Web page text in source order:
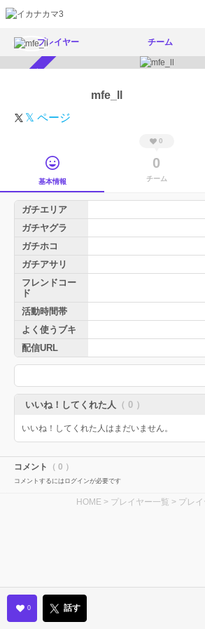
プレイヤー チーム
mfe_ll
𝕏 ページ
基本情報
0
0
チーム
ガチエリア
ガチヤグラ
ガチホコ
ガチアサリ
フレンドコー
ド
活動時間帯
よく使うブキ
配信URL
いいね！してくれた人 （ 0 ）
いいね！してくれた人はまだいません。
コメント （ 0 ）
コメントするにはログインが必要です
HOME > プレイヤー一覧 > プレ
0 話す